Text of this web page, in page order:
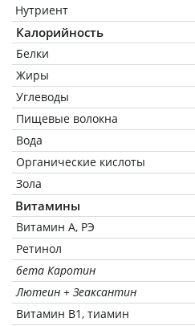
Нутриент
Калорийность
Белки
Жиры
Углеводы
Пищевые волокна
Вода
Органические кислоты
Зола
Витамины
Витамин А, РЭ
Ретинол
бета Каротин
Лютеин + Зеаксантин
Витамин В1, тиамин